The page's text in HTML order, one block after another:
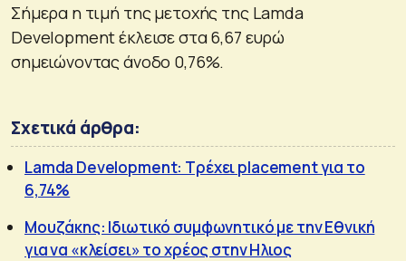
Σήμερα η τιμή της μετοχής της Lamda
Development έκλεισε στα 6,67 ευρώ
σημειώνοντας άνοδο 0,76%.
Σχετικά άρθρα:
Lamda Development: Τρέχει placement για το
6,74%
Μουζάκης: Ιδιωτικό συμφωνητικό με την Εθνική
για να «κλείσει» το χρέος στην Ηλιος